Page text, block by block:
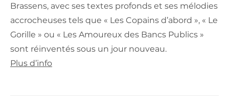
Brassens, avec ses textes profonds et ses mélodies
accrocheuses tels que « Les Copains d’abord », « Le
Gorille » ou « Les Amoureux des Bancs Publics »
sont réinventés sous un jour nouveau.
Plus d’info